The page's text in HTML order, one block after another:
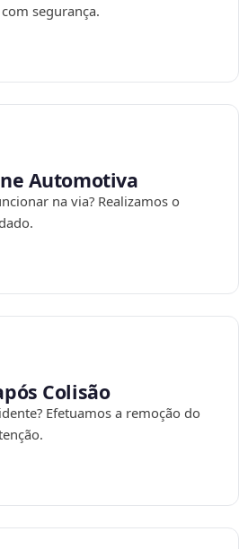
segurança.
Automotiva
na via? Realizamos o
Colisão
Efetuamos a remoção do